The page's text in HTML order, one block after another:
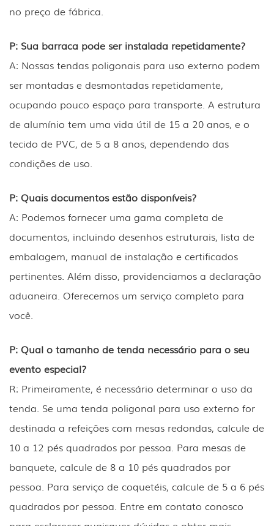
no preço de fábrica.
P: Sua barraca pode ser instalada repetidamente?
A: Nossas tendas poligonais para uso externo podem
ser montadas e desmontadas repetidamente,
ocupando pouco espaço para transporte. A estrutura
de alumínio tem uma vida útil de 15 a 20 anos, e o
tecido de PVC, de 5 a 8 anos, dependendo das
condições de uso.
P: Quais documentos estão disponíveis?
A: Podemos fornecer uma gama completa de
documentos, incluindo desenhos estruturais, lista de
embalagem, manual de instalação e certificados
pertinentes. Além disso, providenciamos a declaração
aduaneira. Oferecemos um serviço completo para
você.
P: Qual o tamanho de tenda necessário para o seu
evento especial?
R: Primeiramente, é necessário determinar o uso da
tenda. Se uma tenda poligonal para uso externo for
destinada a refeições com mesas redondas, calcule de
10 a 12 pés quadrados por pessoa. Para mesas de
banquete, calcule de 8 a 10 pés quadrados por
pessoa. Para serviço de coquetéis, calcule de 5 a 6 pés
quadrados por pessoa. Entre em contato conosco